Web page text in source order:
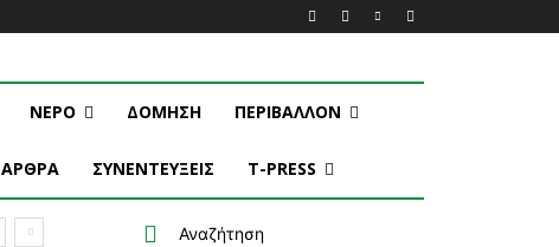
ΝΕΡΟ ΔΟΜΗΣΗ ΠΕΡΙΒΑΛΛΟΝ
ΑΡΘΡΑ ΣΥΝΕΝΤΕΥΞΕΙΣ T-PRESS
Αναζήτηση